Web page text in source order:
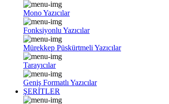
Mono Yazıcılar
Fonksiyonlu Yazıcılar
Mürekkep Püskürtmeli Yazıcılar
Tarayıcılar
Geniş Formatlı Yazıcılar
ŞERİTLER